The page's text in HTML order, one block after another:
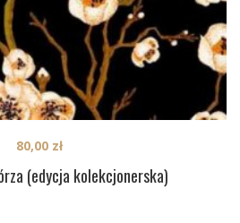
(edycja kolekcjonerska)
80,00 zł